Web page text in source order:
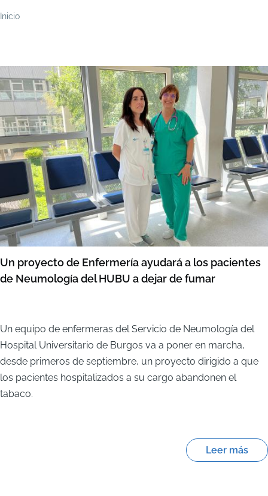
Ruta
navegación
Inicio
Un proyecto de Enfermería ayudará a los pacientes
de Neumología del HUBU a dejar de fumar
Un equipo de enfermeras del Servicio de Neumología del
Hospital Universitario de Burgos va a poner en marcha,
desde primeros de septiembre, un proyecto dirigido a que
los pacientes hospitalizados a su cargo abandonen el
tabaco.
Leer más